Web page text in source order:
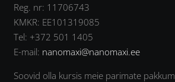
Reg. nr: 11706743
KMKR: EE101319085
Tel: +372 501 1405
E-mail: nanomaxi@nanomaxi.ee
Soovid olla kursis meie parimate